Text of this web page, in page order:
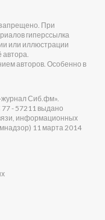
При
гиперссылка
или иллюстрации
авторов. Особенно в
Сиб.фм».
- 57211 выдано
информационных
11 марта 2014